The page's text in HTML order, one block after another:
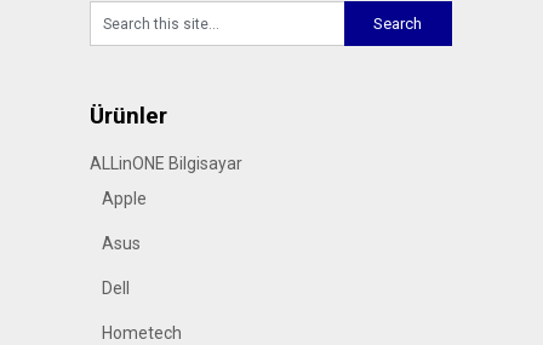
Ürünler
ALLinONE Bilgisayar
Apple
Asus
Dell
Hometech